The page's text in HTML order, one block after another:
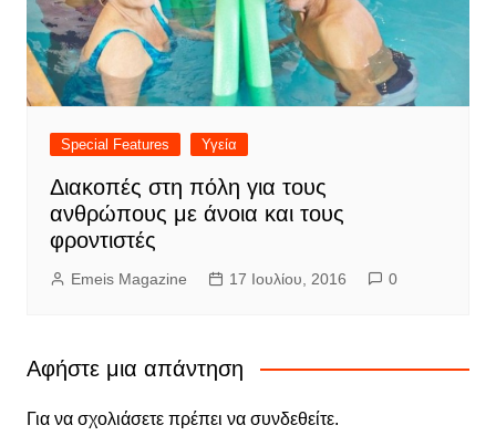
Special Features Υγεία
Διακοπές στη πόλη για τους
ανθρώπους με άνοια και τους
φροντιστές
Emeis Magazine 17 Ιουλίου, 2016 0
Αφήστε μια απάντηση
Για να σχολιάσετε πρέπει να συνδεθείτε.